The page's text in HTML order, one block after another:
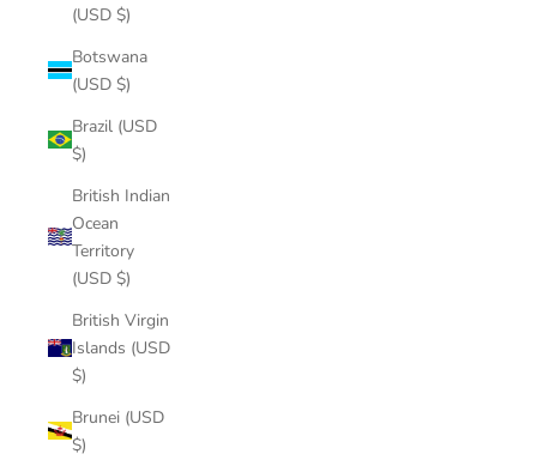
(USD $)
Botswana
(USD $)
Brazil (USD
$)
British Indian
Ocean
Territory
(USD $)
British Virgin
Islands (USD
$)
Brunei (USD
$)